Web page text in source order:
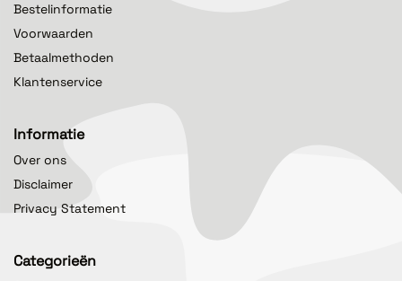
Bestelinformatie
Voorwaarden
Betaalmethoden
Klantenservice
Informatie
Over ons
Disclaimer
Privacy Statement
Categorieën